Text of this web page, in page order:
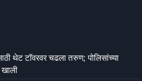
थेट टॉवरवर चढला तरुण; पोलिसांच्या